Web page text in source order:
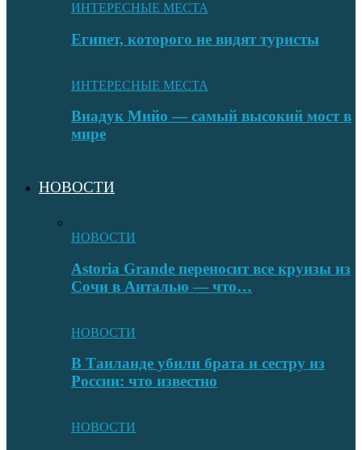
ИНТЕРЕСНЫЕ МЕСТА
Египет, которого не видят туристы
ИНТЕРЕСНЫЕ МЕСТА
Виадук Мийо — самый высокий мост в
мире
НОВОСТИ
НОВОСТИ
Astoria Grande переносит все круизы из
Сочи в Анталью — что…
НОВОСТИ
В Таиланде убили брата и сестру из
России: что известно
НОВОСТИ